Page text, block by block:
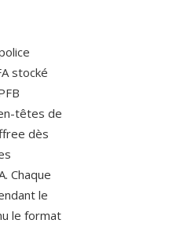
stocké
têtes de
dès
Chaque
le
le format